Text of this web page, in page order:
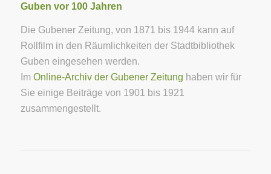
Guben vor 100 Jahren
Die Gubener Zeitung, von 1871 bis 1944 kann auf
Rollfilm in den Räumlichkeiten der Stadtbibliothek
Guben eingesehen werden.
Im Online-Archiv der Gubener Zeitung haben wir für
Sie einige Beiträge von 1901 bis 1921
zusammengestellt.